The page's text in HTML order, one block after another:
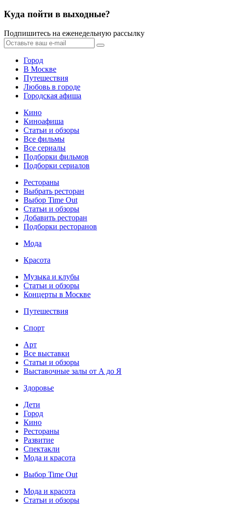
Куда пойти в выходные?
Подпишитесь на еженедельную рассылку
Город
В Москве
Путешествия
Любовь в городе
Городская афиша
Кино
Киноафиша
Статьи и обзоры
Все фильмы
Все сериалы
Подборки фильмов
Подборки сериалов
Рестораны
Выбрать ресторан
Выбор Time Out
Статьи и обзоры
Добавить ресторан
Подборки ресторанов
Мода
Красота
Музыка и клубы
Статьи и обзоры
Концерты в Москве
Путешествия
Спорт
Арт
Все выставки
Статьи и обзоры
Выставочные залы от А до Я
Здоровье
Дети
Город
Кино
Рестораны
Развитие
Спектакли
Мода и красота
Выбор Time Out
Мода и красота
Статьи и обзоры